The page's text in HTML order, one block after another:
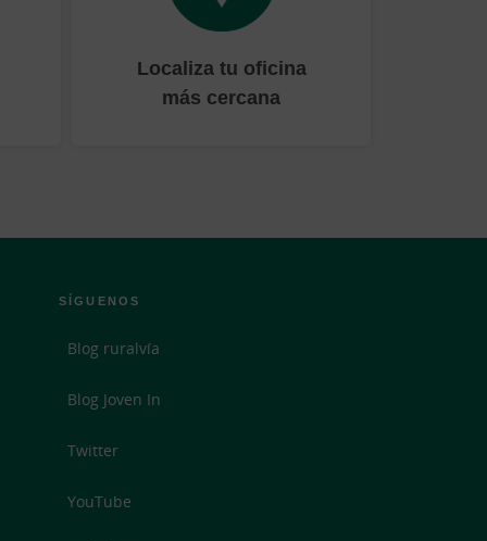
Localiza tu oficina
más cercana
SÍGUENOS
Blog ruralvía
Blog Joven In
Twitter
YouTube